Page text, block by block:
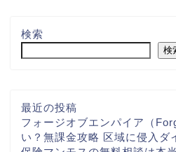
検索
検
最近の投稿
フォージオブエンパイア（
い？無課金攻略 区域に侵入ダ